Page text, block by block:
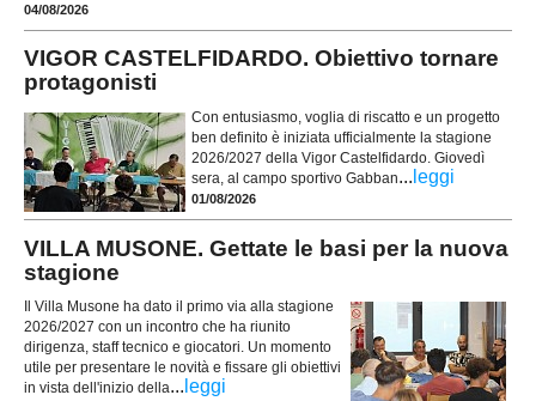
04/08/2026
VIGOR CASTELFIDARDO. Obiettivo tornare
protagonisti
Con entusiasmo, voglia di riscatto e un progetto
ben definito è iniziata ufficialmente la stagione
2026/2027 della Vigor Castelfidardo. Giovedì
sera, al campo sportivo Gabban... leggi
01/08/2026
VILLA MUSONE. Gettate le basi per la nuova
stagione
Il Villa Musone ha dato il primo via alla stagione
2026/2027 con un incontro che ha riunito
dirigenza, staff tecnico e giocatori. Un momento
utile per presentare le novità e fissare gli obiettivi
in vista dell'inizio della... leggi